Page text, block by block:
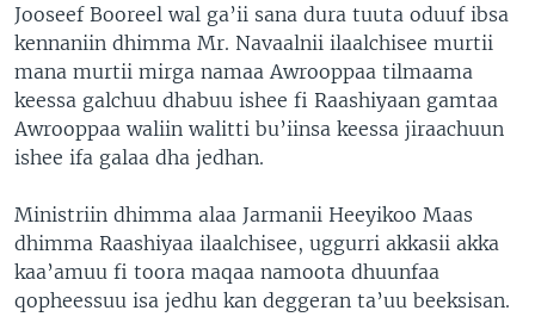
Jooseef Booreel wal ga’ii sana dura tuuta oduuf ibsa
kennaniin dhimma Mr. Navaalnii ilaalchisee murtii
mana murtii mirga namaa Awrooppaa tilmaama
keessa galchuu dhabuu ishee fi Raashiyaan gamtaa
Awrooppaa waliin walitti bu’iinsa keessa jiraachuun
ishee ifa galaa dha jedhan.
Ministriin dhimma alaa Jarmanii Heeyikoo Maas
dhimma Raashiyaa ilaalchisee, uggurri akkasii akka
kaa’amuu fi toora maqaa namoota dhuunfaa
qopheessuu isa jedhu kan deggeran ta’uu beeksisan.